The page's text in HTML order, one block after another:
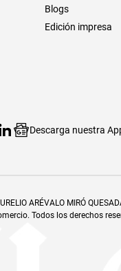
Blogs
Edición impresa
Descarga nuestra
ARÉVALO MIRÓ
Todos los derechos